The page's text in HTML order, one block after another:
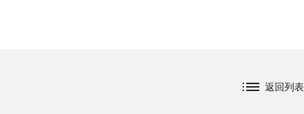
返回列表